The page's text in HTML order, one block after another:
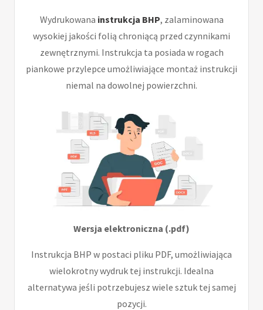
Wydrukowana instrukcja BHP, zalaminowana
wysokiej jakości folią chroniącą przed czynnikami
zewnętrznymi. Instrukcja ta posiada w rogach
piankowe przylepce umożliwiające montaż instrukcji
niemal na dowolnej powierzchni.
Wersja elektroniczna (.pdf)
Instrukcja BHP w postaci pliku PDF, umożliwiająca
wielokrotny wydruk tej instrukcji. Idealna
alternatywa jeśli potrzebujesz wiele sztuk tej samej
pozycji.